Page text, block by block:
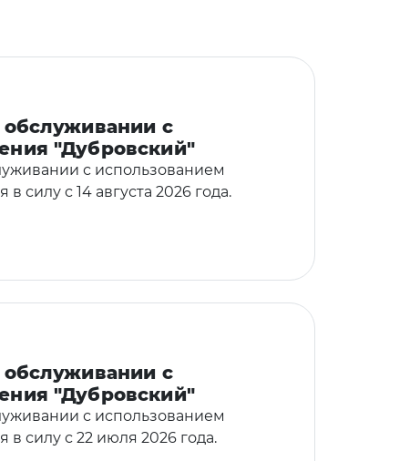
с
"Дубровский"
с использованием
силу с 14 августа 2026 года.
с
"Дубровский"
с использованием
силу с 22 июля 2026 года.